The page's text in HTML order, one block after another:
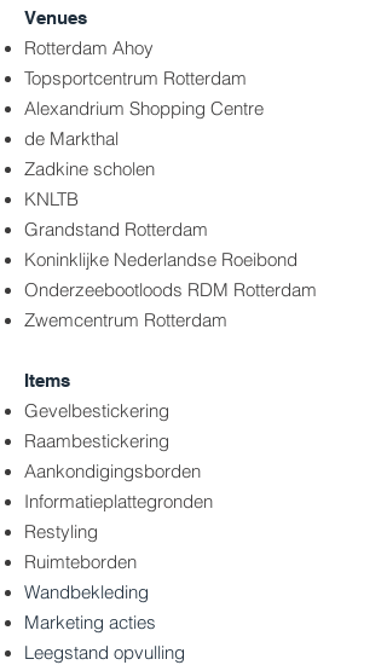
Venues
Rotterdam Ahoy
Topsportcentrum Rotterdam
Alexandrium Shopping Centre
de Markthal
Zadkine scholen
KNLTB
Grandstand Rotterdam
Koninklijke Nederlandse Roeibond
Onderzeebootloods RDM Rotterdam
Zwemcentrum Rotterdam
Items
Gevelbestickering
Raambestickering
Aankondigingsborden
Informatieplattegronden
Restyling
Ruimteborden
Wandbekleding
Marketing acties
Leegstand opvulling